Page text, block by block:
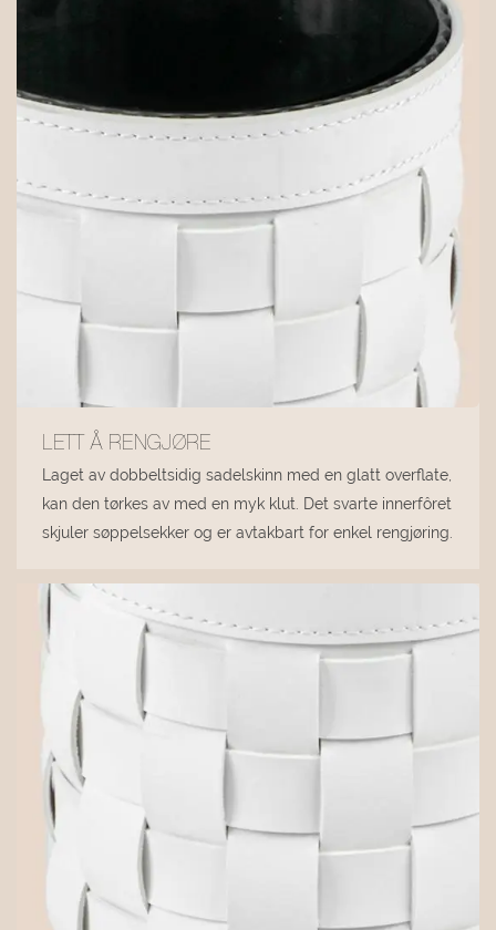
LETT Å RENGJØRE
Laget av dobbeltsidig sadelskinn med en glatt overflate,
kan den tørkes av med en myk klut. Det svarte innerfôret
skjuler søppelsekker og er avtakbart for enkel rengjøring.